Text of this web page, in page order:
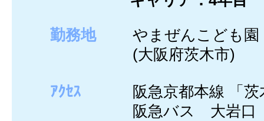
勤務地
やまぜんこども園
(大阪府茨木市)
ｱｸｾｽ
阪急京都本線 「
阪急バス 大岩